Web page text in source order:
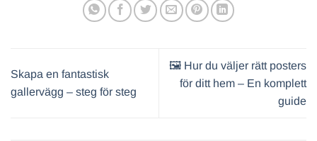
Skapa en fantastisk
gallervägg – steg för steg
🖼️ Hur du väljer rätt posters
för ditt hem – En komplett
guide